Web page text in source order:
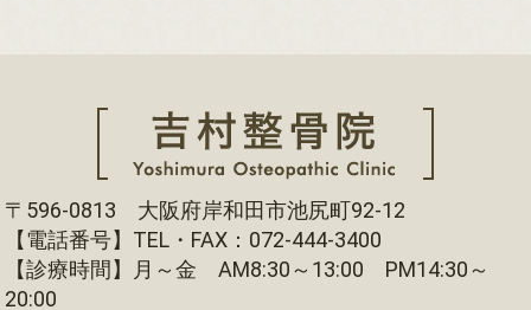
〒596-0813 大阪府岸和田市池尻町92-12
【電話番号】TEL・FAX：072-444-3400
【診療時間】月～金 AM8:30～13:00 PM14:30～
20:00